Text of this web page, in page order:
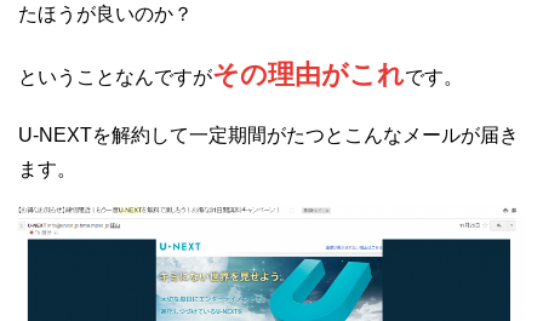
たほうが良いのか？
ということなんですがその理由がこれです。
U-NEXTを解約して一定期間がたつとこんなメールが届き
ます。